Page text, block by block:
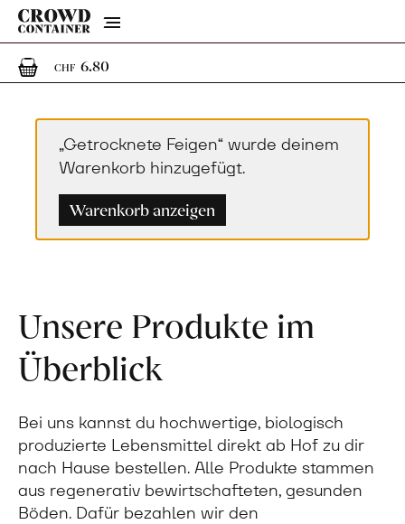
Menu
CHF 6.801 Artikel im Warenkorb
„Getrocknete Feigen“ wurde deinem
Warenkorb hinzugefügt.
Warenkorb anzeigen
Unsere Produkte im
Überblick
Bei uns kannst du hochwertige, biologisch
produzierte Lebensmittel direkt ab Hof zu dir
nach Hause bestellen. Alle Produkte stammen
aus regenerativ bewirtschafteten, gesunden
Böden. Dafür bezahlen wir den